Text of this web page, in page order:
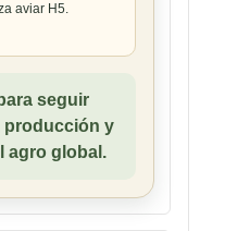
aviar H5.
seguir
producción y
agro global.